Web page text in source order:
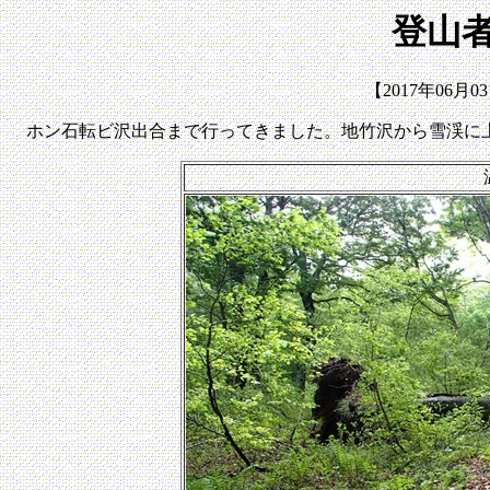
登山
【2017年06月
ホン石転ビ沢出合まで行ってきました。地竹沢から雪渓に